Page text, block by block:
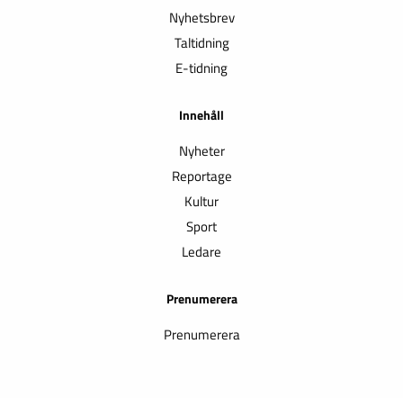
Nyhetsbrev
Taltidning
E-tidning
Innehåll
Nyheter
Reportage
Kultur
Sport
Ledare
Prenumerera
Prenumerera